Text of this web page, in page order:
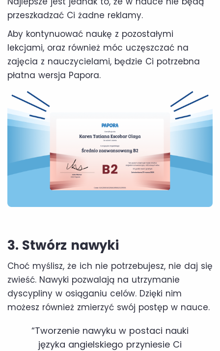
przeszkadzać Ci żadne reklamy.
Aby kontynuować naukę z pozostałymi
lekcjami, oraz również móc uczęszczać na
zajęcia z nauczycielami, będzie Ci potrzebna
płatna wersja Papora.
3. Stwórz nawyki
Choć myślisz, że ich nie potrzebujesz, nie daj się
zwieść. Nawyki pozwalają na utrzymanie
dyscypliny w osiąganiu celów. Dzięki nim
możesz również zmierzyć swój postęp w nauce.
“Tworzenie nawyku w postaci nauki
języka angielskiego przyniesie Ci